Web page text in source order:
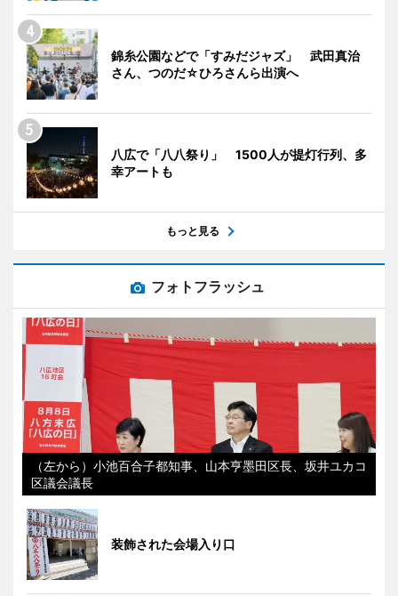
錦糸公園などで「すみだジャズ」 武田真治
さん、つのだ☆ひろさんら出演へ
八広で「八八祭り」 1500人が提灯行列、多
幸アートも
もっと見る
フォトフラッシュ
（左から）小池百合子都知事、山本亨墨田区長、坂井ユカコ
区議会議長
装飾された会場入り口